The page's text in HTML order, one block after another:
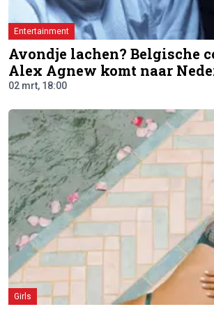
Entertainment
Avondje lachen? Belgische
Alex Agnew komt naar
02 mrt, 18:00
Girls